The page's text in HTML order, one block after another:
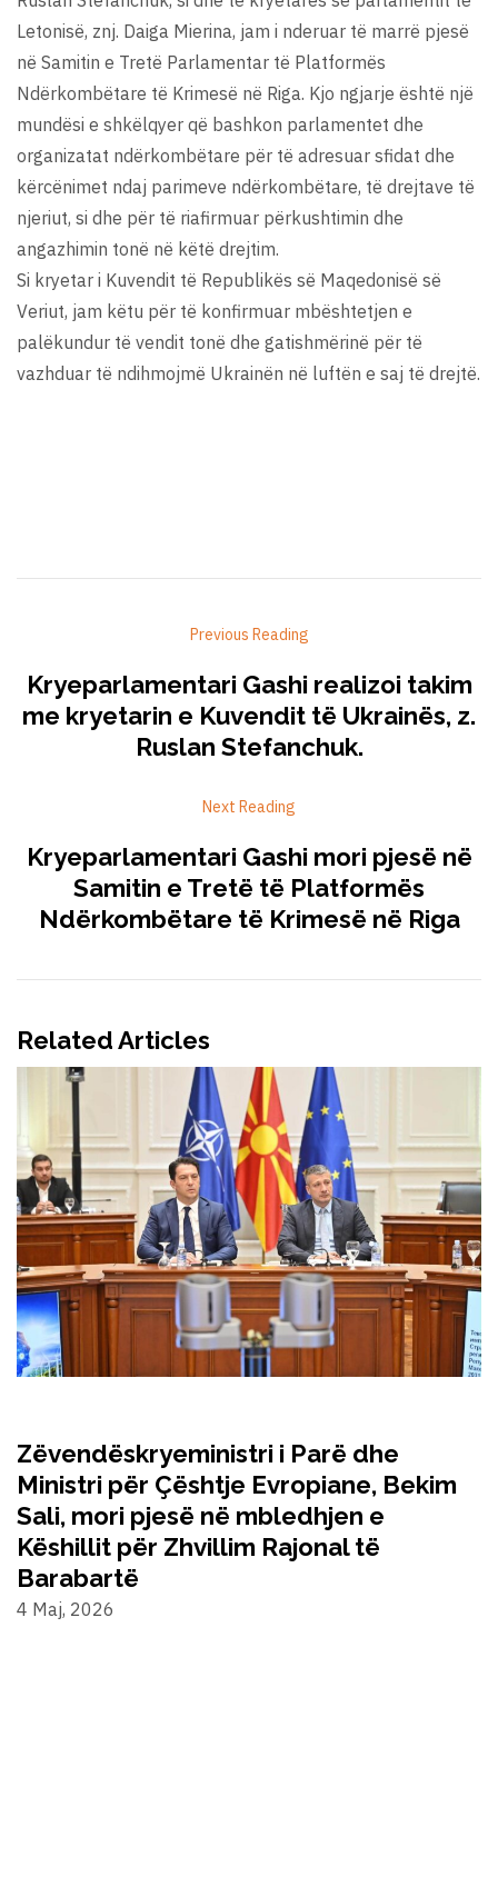
Letonisë, znj. Daiga Mierina, jam i nderuar të marrë pjesë
në Samitin e Tretë Parlamentar të Platformës
Ndërkombëtare të Krimesë në Riga. Kjo ngjarje është një
mundësi e shkëlqyer që bashkon parlamentet dhe
organizatat ndërkombëtare për të adresuar sfidat dhe
kërcënimet ndaj parimeve ndërkombëtare, të drejtave të
njeriut, si dhe për të riafirmuar përkushtimin dhe
angazhimin tonë në këtë drejtim.
Si kryetar i Kuvendit të Republikës së Maqedonisë së
Veriut, jam këtu për të konfirmuar mbështetjen e
palëkundur të vendit tonë dhe gatishmërinë për të
vazhduar të ndihmojmë Ukrainën në luftën e saj të drejtë.
Previous Reading
Kryeparlamentari Gashi realizoi takim
me kryetarin e Kuvendit të Ukrainës, z.
Ruslan Stefanchuk.
Next Reading
Kryeparlamentari Gashi mori pjesë në
Samitin e Tretë të Platformës
Ndërkombëtare të Krimesë në Riga
Related Articles
Zëvendëskryeministri i Parë dhe
Ministri për Çështje Evropiane, Bekim
Sali, mori pjesë në mbledhjen e
Këshillit për Zhvillim Rajonal të
Barabartë
4 Maj, 2026